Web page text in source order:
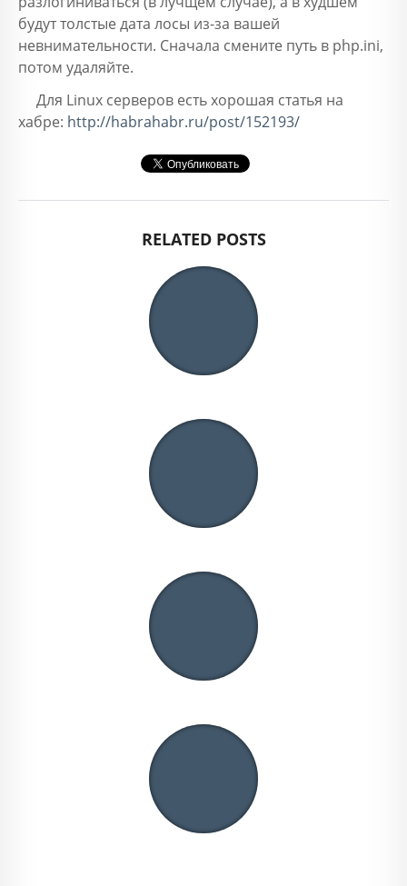
будут толстые дата лосы из-за вашей
невнимательности. Сначала смените путь в php.ini,
потом удаляйте.
Для Linux серверов есть хорошая статья на
хабре: http://habrahabr.ru/post/152193/
RELATED POSTS